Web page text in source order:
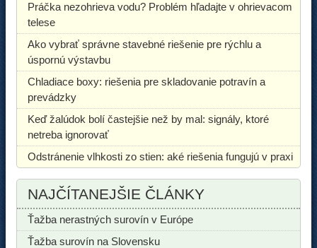
Práčka nezohrieva vodu? Problém hľadajte v ohrievacom
telese
Ako vybrať správne stavebné riešenie pre rýchlu a
úspornú výstavbu
Chladiace boxy: riešenia pre skladovanie potravín a
prevádzky
Keď žalúdok bolí častejšie než by mal: signály, ktoré
netreba ignorovať
Odstránenie vlhkosti zo stien: aké riešenia fungujú v praxi
NAJČÍTANEJŠIE ČLÁNKY
Ťažba nerastných surovín v Európe
Ťažba surovín na Slovensku